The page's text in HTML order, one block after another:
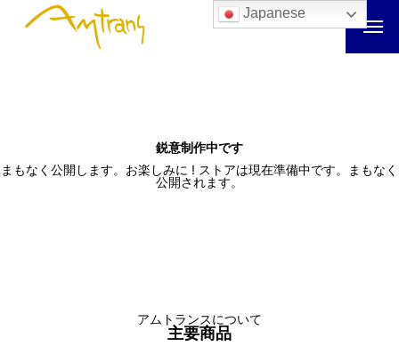
鋭意制作中です
まもなく公開します。お楽しみに ! ストアは現在準備中です。まもなく
公開されます。
アムトランスについて
主要商品
Japanese